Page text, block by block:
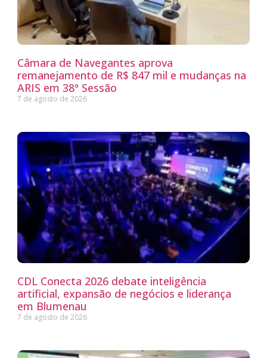
Câmara de Navegantes aprova
remanejamento de R$ 847 mil e mudanças na
ARIS em 38ª Sessão
7 de agosto de 2026
CDL Conecta 2026 debate inteligência
artificial, expansão de negócios e liderança
em Blumenau
7 de agosto de 2026